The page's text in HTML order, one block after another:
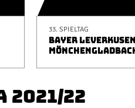
33. SPIELTAG
BAYER
2021/22